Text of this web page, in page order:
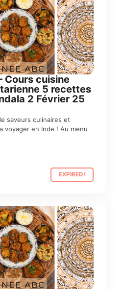
Cours cuisine
5 recettes
2 Février 25
saveurs culinaires et
voyager en Inde ! Au menu
EXPIRED!